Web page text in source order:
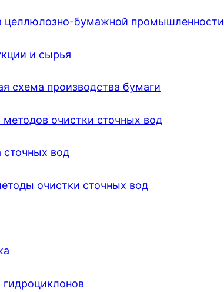
целлюлозно-бумажной промышленности
и сырья
схема производства бумаги
очистки сточных вод
сточных вод
очистки сточных вод